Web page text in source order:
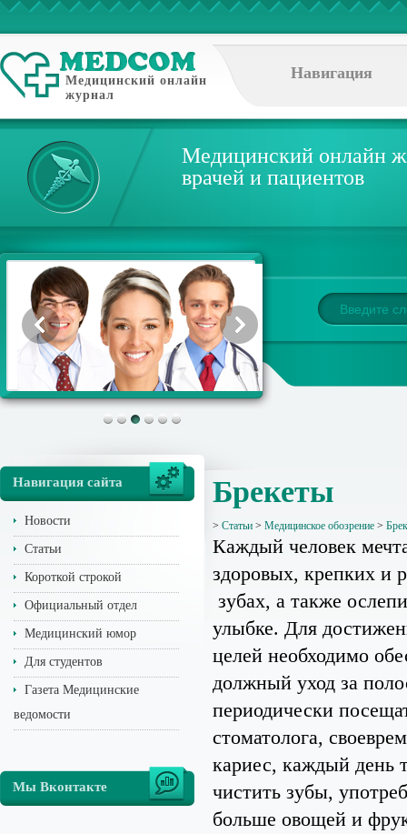
Медицинский онлайн
журнал
Навигация
Медицинский онлайн
врачей и пациентов
Навигация сайта
Новости
Статьи
Короткой строкой
Официальный отдел
Медицинский юмор
Для студентов
Газета Медицинские
ведомости
Мы Вконтакте
Брекеты
> Статьи > Медицинское обозрение >
Каждый человек
здоровых, крепких и
зубах, а также
улыбке. Для
целей необходимо
должный уход за
периодически
стоматолога,
кариес, каждый день
чистить зубы,
больше овощей и